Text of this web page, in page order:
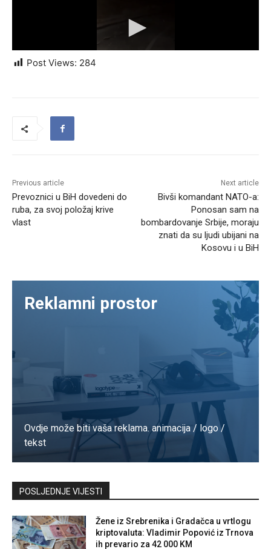
Post Views: 284
Previous article
Prevoznici u BiH dovedeni do
ruba, za svoj položaj krive
vlast
Next article
Bivši komandant NATO-a:
Ponosan sam na
bombardovanje Srbije, moraju
znati da su ljudi ubijani na
Kosovu i u BiH
Reklamni prostor
Ovdje može biti vaša reklama. animacija / logo /
tekst
Kontaktirajte nas
POSLJEDNJE VIJESTI
Žene iz Srebrenika i Gradačca u vrtlogu
kriptovaluta: Vladimir Popović iz Trnova
ih prevario za 42 000 KM